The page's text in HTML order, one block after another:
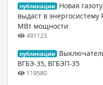
публикации
Новая
выдаст в энергосистему
МВт мощности
491123
публикации
ВГБЭ-35, ВГБЭП-35
119580